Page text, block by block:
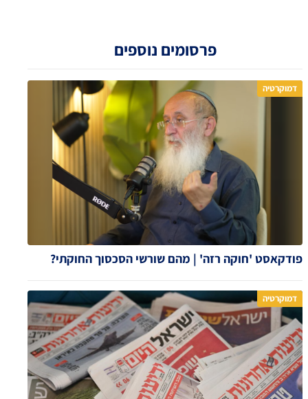
פרסומים נוספים
דמוקרטיה
פודקאסט 'חוקה רזה' | מהם שורשי הסכסוך החוקתי?
דמוקרטיה